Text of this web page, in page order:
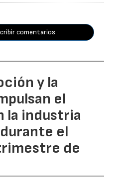
comentarios
y la
el
la industria
el
de